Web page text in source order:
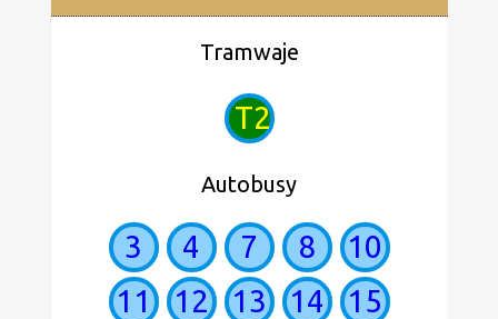
Tramwaje
T2
Autobusy
3 4 7 8
10
11
12 13 14
15